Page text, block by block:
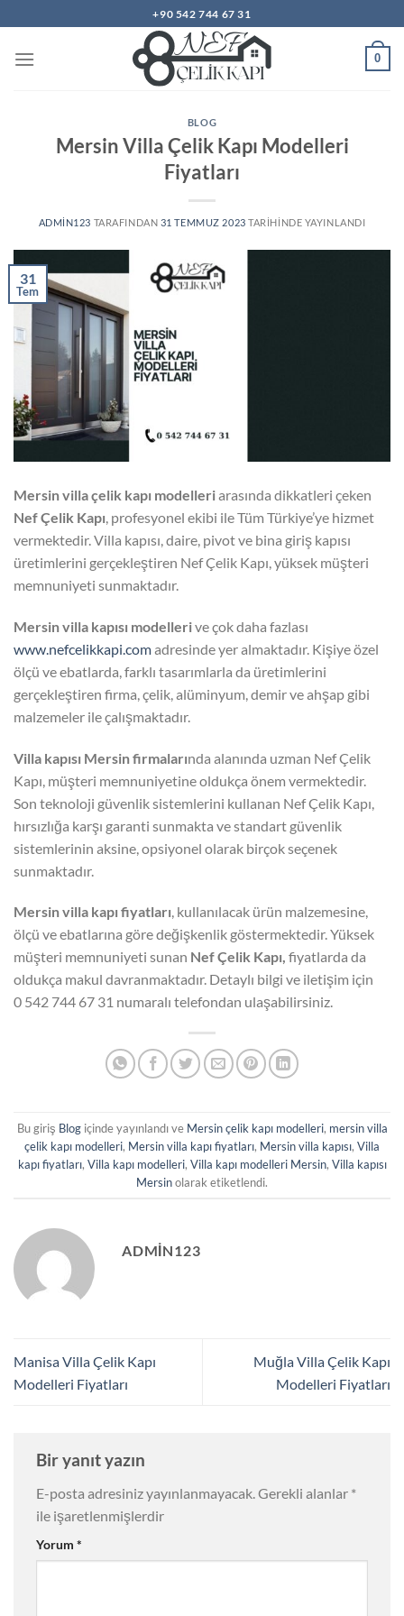
atla
+90 542 744 67 31
0
BLOG
Mersin Villa Çelik Kapı Modelleri
Fiyatları
ADMIN123 TARAFINDAN 31 TEMMUZ 2023 TARIHINDE YAYINLANDI
31
Tem
Mersin villa çelik kapı modelleriarasında dikkatleri çeken
Nef Çelik Kapı, profesyonel ekibi ile Tüm Türkiye’ye hizmet
vermektedir. Villa kapısı, daire, pivot ve bina giriş kapısı
üretimlerini gerçekleştiren Nef Çelik Kapı, yüksek müşteri
memnuniyeti sunmaktadır.
Mersin villa kapısı modellerive çok daha fazlası
www.nefcelikkapi.comadresinde yer almaktadır. Kişiye özel
ölçü ve ebatlarda, farklı tasarımlarla da üretimlerini
gerçekleştiren firma, çelik, alüminyum, demir ve ahşap gibi
malzemeler ile çalışmaktadır.
Villa kapısı Mersin firmalarında alanında uzman Nef Çelik
Kapı, müşteri memnuniyetine oldukça önem vermektedir.
Son teknoloji güvenlik sistemlerini kullanan Nef Çelik Kapı,
hırsızlığa karşı garanti sunmakta ve standart güvenlik
sistemlerinin aksine, opsiyonel olarak birçok seçenek
sunmaktadır.
Mersin villa kapı fiyatları, kullanılacak ürün malzemesine,
ölçü ve ebatlarına göre değişkenlik göstermektedir. Yüksek
müşteri memnuniyeti sunan Nef Çelik Kapı, fiyatlarda da
oldukça makul davranmaktadır. Detaylı bilgi ve iletişim için
0 542 744 67 31 numaralı telefondan ulaşabilirsiniz.
Bu giriş Blogiçinde yayınlandı ve Mersin çelik kapı modelleri, mersin villa
çelik kapı modelleri, Mersin villa kapı fiyatları, Mersin villa kapısı, Villa
kapı fiyatları, Villa kapı modelleri, Villa kapı modelleri Mersin, Villa kapısı
Mersinolarak etiketlendi.
ADMIN123
Manisa Villa Çelik Kapı
Modelleri Fiyatları
Muğla Villa Çelik Kapı
Modelleri Fiyatları
Bir yanıt yazın
E-posta adresiniz yayınlanmayacak.Gerekli alanlar *
ile işaretlenmişlerdir
Yorum *